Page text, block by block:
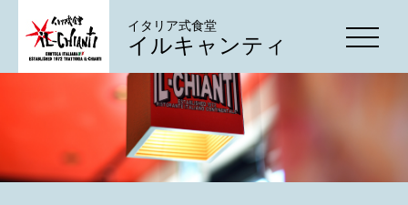
イタリア式食堂
イルキャンティ